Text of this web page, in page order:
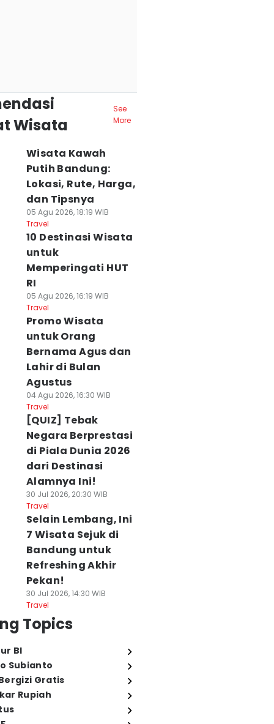
Wisata
See
More
Wisata Kawah
Putih Bandung:
Lokasi, Rute, Harga,
dan Tipsnya
05 Agu 2026, 18:19 WIB
Travel
10 Destinasi Wisata
untuk
Memperingati HUT
RI
05 Agu 2026, 16:19 WIB
Travel
Promo Wisata
untuk Orang
Bernama Agus dan
Lahir di Bulan
Agustus
04 Agu 2026, 16:30 WIB
Travel
[QUIZ] Tebak
Negara Berprestasi
di Piala Dunia 2026
dari Destinasi
Alamnya Ini!
30 Jul 2026, 20:30 WIB
Travel
Selain Lembang, Ini
7 Wisata Sejuk di
Bandung untuk
Refreshing Akhir
Pekan!
30 Jul 2026, 14:30 WIB
Travel
Topics
BI
Subianto
Gratis
Rupiah